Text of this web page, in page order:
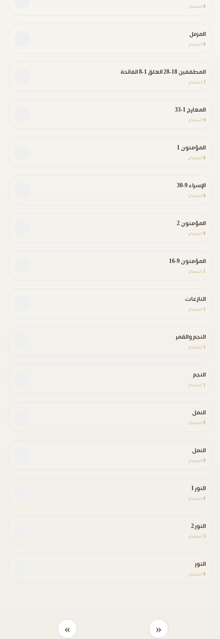
0 استماع
المزمل
0 استماع
المطففين 18-28 العلق 1-8 الفاتحة
3 استماع
المعارج 1-33
0 استماع
المؤمنون 1
0 استماع
الإسراء 9-30
0 استماع
المؤمنون 2
0 استماع
المؤمنون 9-16
1 استماع
النازعات
1 استماع
النجم والقمر
1 استماع
النجم
1 استماع
النمل
0 استماع
النمل
0 استماع
النور 1
0 استماع
النور 2
3 استماع
النور
0 استماع
«
»